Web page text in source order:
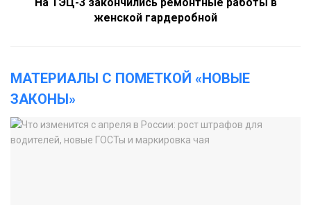
женской гардеробной
МАТЕРИАЛЫ С ПОМЕТКОЙ «НОВЫЕ
ЗАКОНЫ»